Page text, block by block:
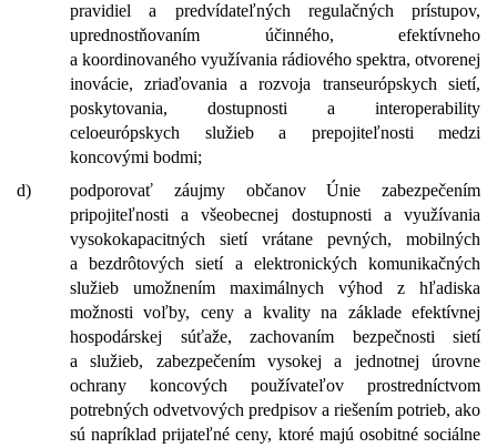
pravidiel a predvídateľných regulačných prístupov,
uprednostňovaním účinného, efektívneho
a koordinovaného využívania rádiového spektra, otvorenej
inovácie, zriaďovania a rozvoja transeurópskych sietí,
poskytovania, dostupnosti a interoperability
celoeurópskych služieb a prepojiteľnosti medzi
koncovými bodmi;
d)
podporovať záujmy občanov Únie zabezpečením
pripojiteľnosti a všeobecnej dostupnosti a využívania
vysokokapacitných sietí vrátane pevných, mobilných
a bezdrôtových sietí a elektronických komunikačných
služieb umožnením maximálnych výhod z hľadiska
možnosti voľby, ceny a kvality na základe efektívnej
hospodárskej súťaže, zachovaním bezpečnosti sietí
a služieb, zabezpečením vysokej a jednotnej úrovne
ochrany koncových používateľov prostredníctvom
potrebných odvetvových predpisov a riešením potrieb, ako
sú napríklad prijateľné ceny, ktoré majú osobitné sociálne